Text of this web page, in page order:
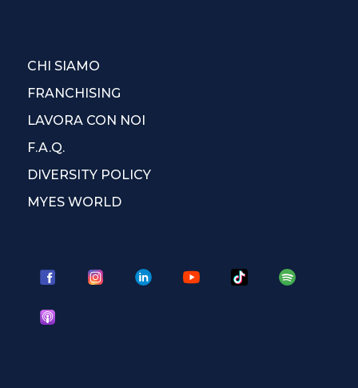
CHI SIAMO
FRANCHISING
LAVORA CON NOI
F.A.Q.
DIVERSITY POLICY
MYES WORLD